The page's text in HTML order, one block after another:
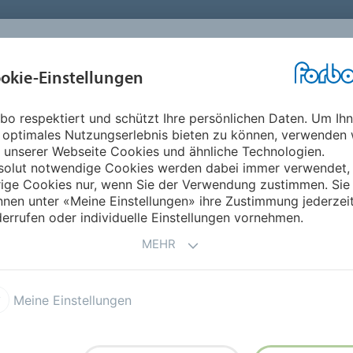
INVESTOREN
Ergebnis bereits positiv
beeinflussen
sehr gut behauptet hat, rechnet Forbo im ersten
umgesetzten Strukturanpassungen erwartet Forbo
bietende Chancen wahrzunehmen und die
Kreditlinien.
Einstellungen
respektiert und schützt Ihre persönlichen Daten. Um
Nutzungserlebnis bieten zu können, verwenden
unserer Webseite Cookies und ähnliche Technologien.
notwendige Cookies werden dabei immer verwendet,
Cookies nur, wenn Sie der Verwendung zustimmen. Sie
unter «Meine Einstellungen» ihre Zustimmung jederzeit
oder individuelle Einstellungen vornehmen.
MEHR
Meine Einstellungen